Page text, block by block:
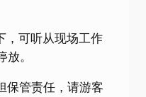
，可听从现场工作
。
保管责任，请游客